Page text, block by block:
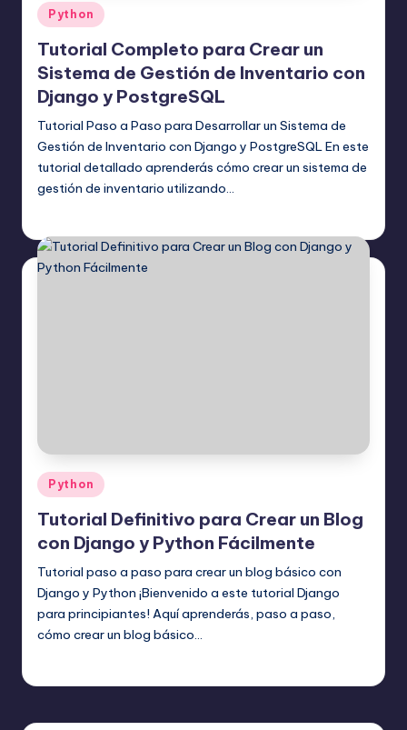
Publicado
en
Python
Tutorial Completo para Crear un
Sistema de Gestión de Inventario con
Django y PostgreSQL
Tutorial Paso a Paso para Desarrollar un Sistema de
Gestión de Inventario con Django y PostgreSQL En este
tutorial detallado aprenderás cómo crear un sistema de
gestión de inventario utilizando…
Publicado
en
Python
Tutorial Definitivo para Crear un Blog
con Django y Python Fácilmente
Tutorial paso a paso para crear un blog básico con
Django y Python ¡Bienvenido a este tutorial Django
para principiantes! Aquí aprenderás, paso a paso,
cómo crear un blog básico…